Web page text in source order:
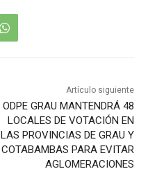
Artículo siguiente
ODPE GRAU MANTENDRÁ 48
LOCALES DE VOTACIÓN EN
LAS PROVINCIAS DE GRAU Y
COTABAMBAS PARA EVITAR
AGLOMERACIONES